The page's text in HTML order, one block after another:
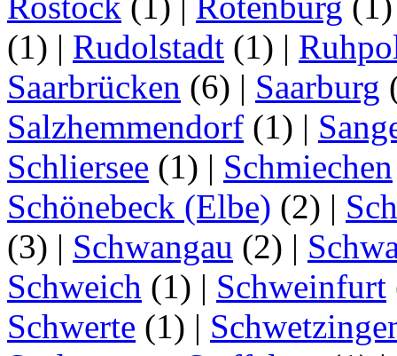
(1) | Rudolstadt (1) |
Saarbrücken (6) | Saarburg
Salzhemmendorf (1) |
Schliersee (1) | Schmiechen
Schönebeck (Elbe) (2) |
(3) | Schwangau (2) |
Schweich (1) | Schweinfurt
Schwerte (1) |